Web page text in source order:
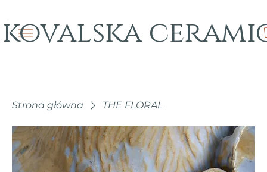
kovalska
Strona główna THE FLORAL